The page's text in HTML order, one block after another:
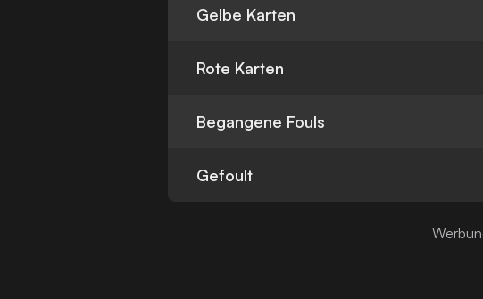
Gelbe Karten
Rote Karten
Begangene Fouls
Gefoult